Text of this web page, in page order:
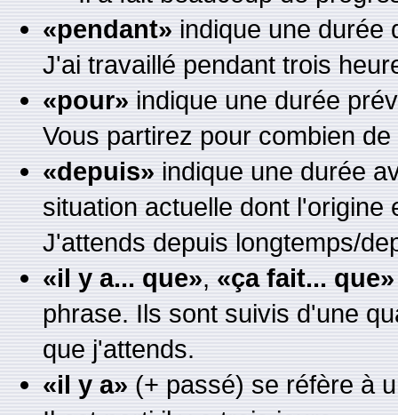
«pendant» indique une durée
J'ai travaillé pendant trois
«pour» indique une durée
Vous partirez pour combien
«depuis» indique une durée
situation actuelle dont l'origine
J'attends depuis longtemps/
«il y a... que», «ça fait... que»
phrase. Ils sont suivis d'une
que j'attends.
«il y a» (+ passé) se réfère à